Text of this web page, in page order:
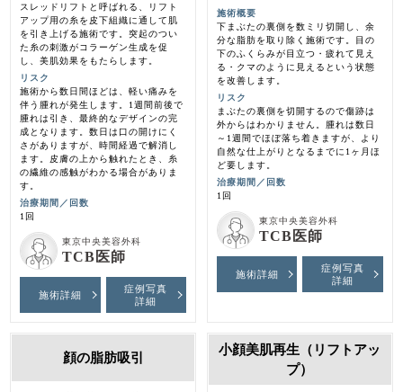
スレッドリフトと呼ばれる、リフト
アップ用の糸を皮下組織に通して肌
を引き上げる施術です。突起のつい
た糸の刺激がコラーゲン生成を促
し、美肌効果をもたらします。
リスク
施術から数日間ほどは、軽い痛みを
伴う腫れが発生します。1週間前後で
腫れは引き、最終的なデザインの完
成となります。数日は口の開けにく
さがありますが、時間経過で解消し
ます。皮膚の上から触れたとき、糸
の繊維の感触がわかる場合がありま
す。
治療期間／回数
1回
東京中央美容外科
TCB医師
施術詳細
症例写真
詳細
施術概要
下まぶたの裏側を数ミリ切開し、余
分な脂肪を取り除く施術です。目の
下のふくらみが目立つ・疲れて見え
る・クマのように見えるという状態
を改善します。
リスク
まぶたの裏側を切開するので傷跡は
外からはわかりません。腫れは数日
～1週間でほぼ落ち着きますが、より
自然な仕上がりとなるまでに1ヶ月ほ
ど要します。
治療期間／回数
1回
東京中央美容外科
TCB医師
施術詳細
症例写真
詳細
顔の脂肪吸引
小顔美肌再生（リフトアッ
プ）